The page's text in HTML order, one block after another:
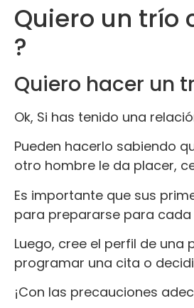
Quiero un trío
?
Quiero hacer un
Ok, Si has tenido una
Pueden hacerlo sabiendo
otro hombre le da placer,
Es importante que sus
para prepararse para
Luego, cree el perfil de una
programar una cita o
¡Con las precauciones